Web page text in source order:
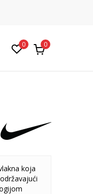
vašem
0 0
koja